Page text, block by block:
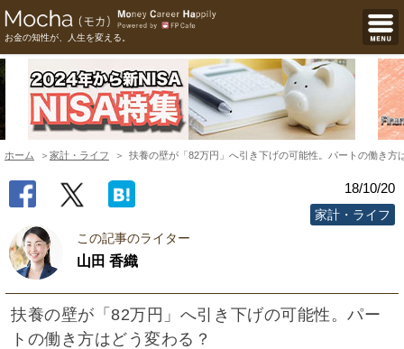
お金の知性が、人生を変える。
ホーム 家計・ライフ 扶養の壁が「82万円」へ引き下げの可能性。パートの働き方
18/10/20
家計・ライフ
この記事のライター
山田 香織
扶養の壁が「82万円」へ引き下げの可能性。パー
トの働き方はどう変わる？